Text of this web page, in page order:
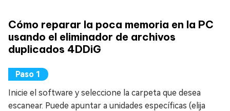
Cómo reparar la poca memoria en la PC
usando el eliminador de archivos
duplicados 4DDiG
Inicie el software y seleccione la carpeta que desea
escanear. Puede apuntar a unidades específicas (elija